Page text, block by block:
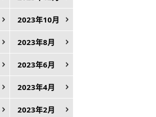
2023年10月
2023年8月
2023年6月
2023年4月
2023年2月